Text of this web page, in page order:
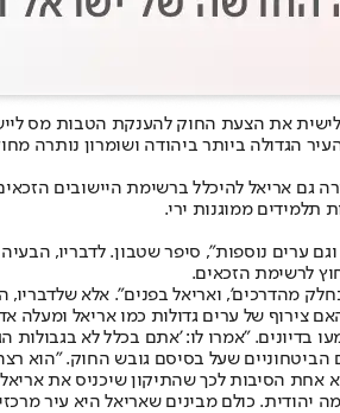
את הצעת החוק להענקת הטבות מס
הגדולה ביותר ביהודה ושומרון נותרה
אריאל להיכלל ברשימת היישובים
ממוגנות ירי.
ערים נוספות", סיפר שטבון. לדבריו,
לרשימת הזכאים.
מהדרכים’, ואריאל בפנים". אלא שלדבריו,
של ערים גדולות כמו אריאל ומעלה
"אמרו לו: 'אתם בכלל לא בגבולות
שעל בסיסם גובש החוק. "הוא
אחת הסיבות לכך שהתיקון שיכניס את
יהודית. כולם מבינים שאריאל היא עיר